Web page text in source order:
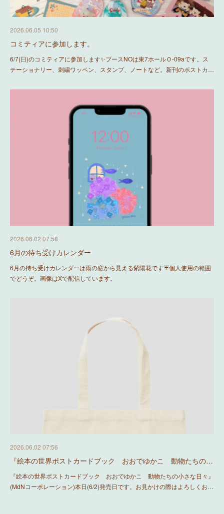
2026.06.05 10:50
コミティアに参加します。
6/7(日)のコミティアに参加します✨ブースNOは東7ホールＯ-09aです。ス
テーショナリー、刺繍ワッペン、スタンプ、ノートなど。新刊のポストカ…
2026.06.02 07:58
6月の待ち受けカレンダー
6月の待ち受けカレンダーは雨の窓から見える紫陽花です☔️個人使用の範囲
でどうぞ。画像はXで配信しています。
2026.06.02 07:56
『絵本の世界ポストカードブック おおでゆかこ 動物たちの…
『絵本の世界ポストカードブック おおでゆかこ 動物たちの小さな日々』
(MdNコーポレーション)本日(6/2)発売日です。お見かけの際はよろしくお…